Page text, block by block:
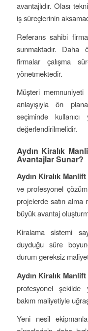
avantajlıdır. Olası
iş süreçlerinin
Referans sahibi
sunmaktadır. Daha
firmalar çalışma
yönetmektedir.
Müşteri
anlayışıyla ön
seçiminde
değerlendirilmelidir.
Aydın Kiralık
Avantajlar Sunar?
Aydın Kiralık
ve profesyonel
projelerde satın alma
büyük avantaj
Kiralama sistemi
duyduğu süre
durum gereksiz
Aydın Kiralık Manlift
profesyonel şekilde
bakım maliyetiyle
Yeni nesil